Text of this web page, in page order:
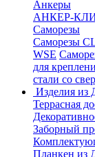
Анкеры
АНКЕР-
Саморезы
Саморезы
WSE
для
стали со
Изделия
Террасная
Заборный
Планкен из